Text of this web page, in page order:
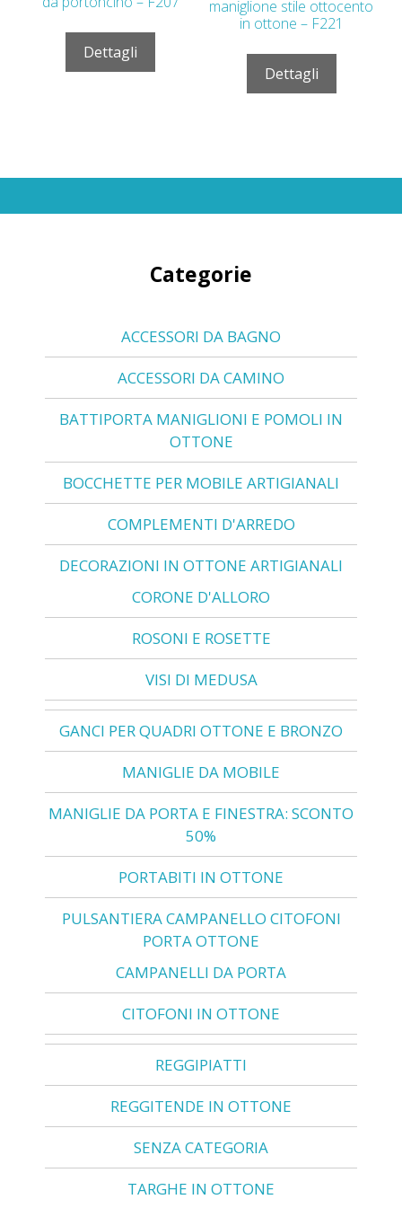
Dettagli
maniglione stile ottocento
in ottone – F221
Dettagli
Categorie
ACCESSORI DA BAGNO
ACCESSORI DA CAMINO
BATTIPORTA MANIGLIONI E POMOLI IN
OTTONE
BOCCHETTE PER MOBILE ARTIGIANALI
COMPLEMENTI D'ARREDO
DECORAZIONI IN OTTONE ARTIGIANALI
CORONE D'ALLORO
ROSONI E ROSETTE
VISI DI MEDUSA
GANCI PER QUADRI OTTONE E BRONZO
MANIGLIE DA MOBILE
MANIGLIE DA PORTA E FINESTRA: SCONTO
50%
PORTABITI IN OTTONE
PULSANTIERA CAMPANELLO CITOFONI
PORTA OTTONE
CAMPANELLI DA PORTA
CITOFONI IN OTTONE
REGGIPIATTI
REGGITENDE IN OTTONE
SENZA CATEGORIA
TARGHE IN OTTONE